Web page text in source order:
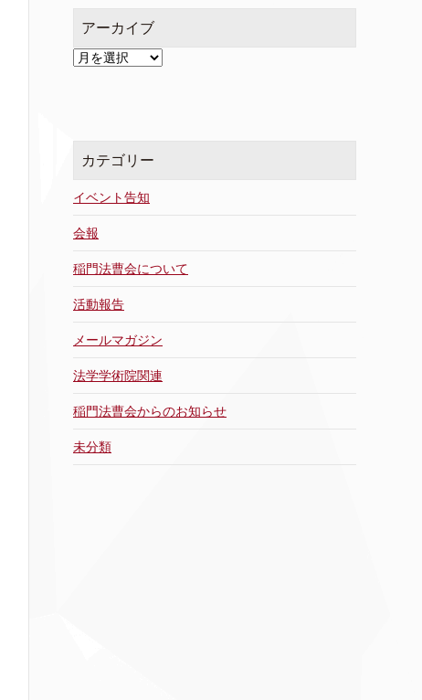
アーカイブ
ア
カテゴリー
イベント告知
会報
稲門法曹会について
活動報告
メールマガジン
法学学術院関連
稲門法曹会からのお知らせ
未分類